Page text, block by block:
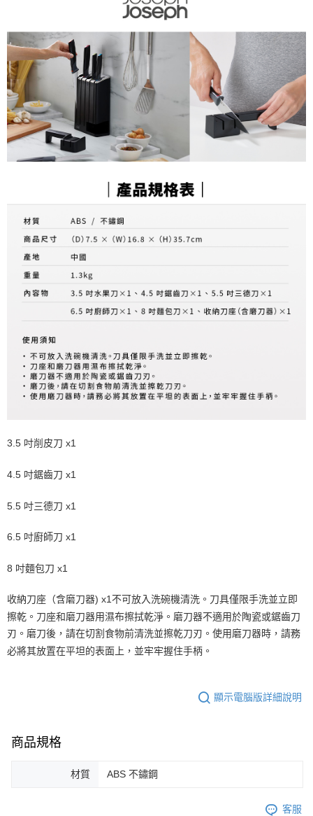
3.5 吋削皮刀 x1
4.5 吋鋸齒刀 x1
5.5 吋三德刀 x1
6.5 吋廚師刀 x1
8 吋麵包刀 x1
收納刀座（含磨刀器) x1不可放入洗碗機清洗。刀具僅限手洗並立即
擦乾。刀座和磨刀器用濕布擦拭乾淨。磨刀器不適用於陶瓷或鋸齒刀
刃。磨刀後，請在切割食物前清洗並擦乾刀刃。使用磨刀器時，請務
必將其放置在平坦的表面上，並牢牢握住手柄。
顯示電腦版詳細說明
商品規格
材質 ABS 不鏽鋼
客服